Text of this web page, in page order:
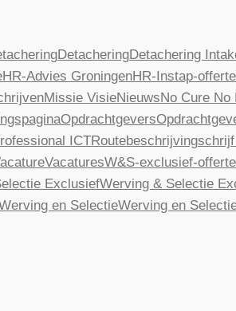
DetacheringDetachering
HR-Advies GroningenHR-Instap-
Missie VisieNieuwsNo Cure No
Opdrachtgevers
ICTRoutebeschrijving
VacaturesW&S-exclusief-
ExclusiefWerving & Selectie
en SelectieWerving en